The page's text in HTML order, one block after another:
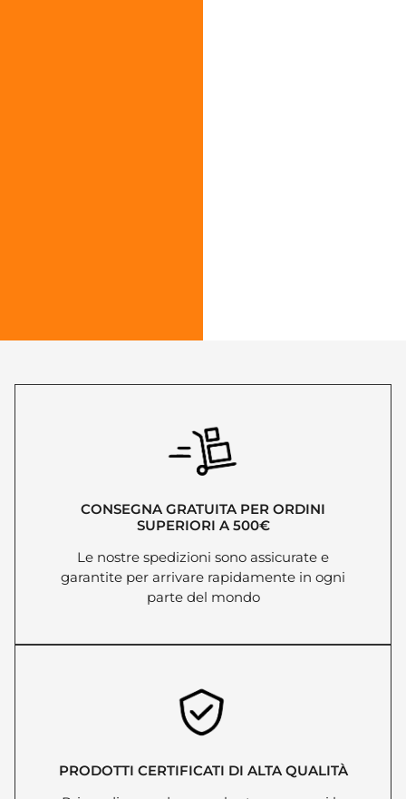
CONSEGNA GRATUITA PER ORDINI
SUPERIORI A 500€
Le nostre spedizioni sono assicurate e
garantite per arrivare rapidamente in ogni
parte del mondo
PRODOTTI CERTIFICATI DI ALTA QUALITÀ